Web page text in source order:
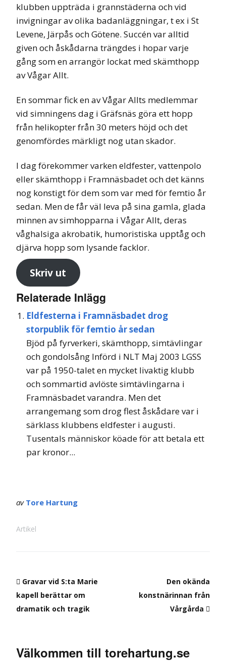
klubben uppträda i grannstäderna och vid
invigningar av olika badanläggningar, t ex i St
Levene, Järpås och Götene. Succén var alltid
given och åskådarna trängdes i hopar varje
gång som en arrangör lockat med skämthopp
av Vågar Allt.
En sommar fick en av Vågar Allts medlemmar
vid simningens dag i Gräfsnäs göra ett hopp
från helikopter från 30 meters höjd och det
genomfördes märkligt nog utan skador.
I dag förekommer varken eldfester, vattenpolo
eller skämthopp i Framnäsbadet och det känns
nog konstigt för dem som var med för femtio år
sedan. Men de får väl leva på sina gamla, glada
minnen av simhopparna i Vågar Allt, deras
våghalsiga akrobatik, humoristiska upptåg och
djärva hopp som lysande facklor.
Skriv ut
Relaterade Inlägg
Eldfesterna i Framnäsbadet drog
storpublik för femtio år sedan
Bjöd på fyrverkeri, skämthopp, simtävlingar
och gondolsång Införd i NLT Maj 2003 LGSS
var på 1950-talet en mycket livaktig klubb
och sommartid avlöste simtävlingarna i
Framnäsbadet varandra. Men det
arrangemang som drog flest åskådare var i
särklass klubbens eldfester i augusti.
Tusentals människor köade för att betala ett
par kronor...
av Tore Hartung
Artikel
Gravar vid S:ta Marie
kapell berättar om
dramatik och tragik
Den okända
konstnärinnan från
Vårgårda
Välkommen till torehartung.se